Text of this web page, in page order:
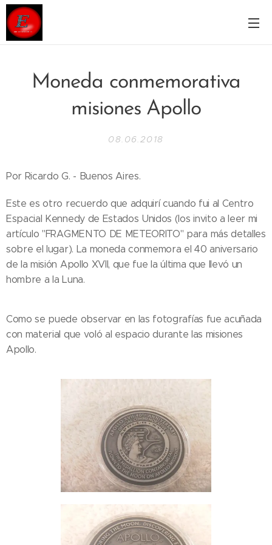
Moneda conmemorativa
misiones Apollo
08.06.2018
Por Ricardo G. - Buenos Aires.
Este es otro recuerdo que adquirí cuando fui al Centro
Espacial Kennedy de Estados Unidos (los invito a leer mi
artículo "FRAGMENTO DE METEORITO" para más detalles
sobre el lugar). La moneda conmemora el 40 aniversario
de la misión Apollo XVII, que fue la última que llevó un
hombre a la Luna.
Como se puede observar en las fotografías fue acuñada
con material que voló al espacio durante las misiones
Apollo.